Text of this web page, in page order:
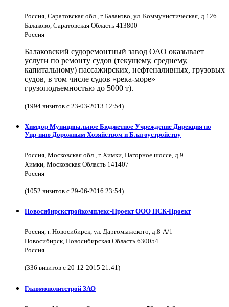
Россия, Саратовская обл., г. Балаково, ул. Коммунистическая, д.126
Балаково, Саратовская Область 413800
Россия
Балаковский судоремонтный завод ОАО оказывает
услуги по ремонту судов (текущему, среднему,
капитальному) пассажирских, нефтеналивных, грузовых
судов, в том числе судов «река-море»
грузоподъемностью до 5000 т).
(1994 визитов с 23-03-2013 12:54)
Химдор Муниципальное Бюджетное Учреждение Дирекция по
Упр-нию Дорожным Хозяйством и Благоустройству
Россия, Московская обл., г. Химки, Нагорное шоссе, д.9
Химки, Московская Область 141407
Россия
(1052 визитов с 29-06-2016 23:54)
Новосибирскстройкомплекс-Проект ООО НСК-Проект
Россия, г. Новосибирск, ул. Даргомыжского, д.8-А/1
Новосибирск, Новосибирская Область 630054
Россия
(336 визитов с 20-12-2015 21:41)
Главмонолитстрой ЗАО